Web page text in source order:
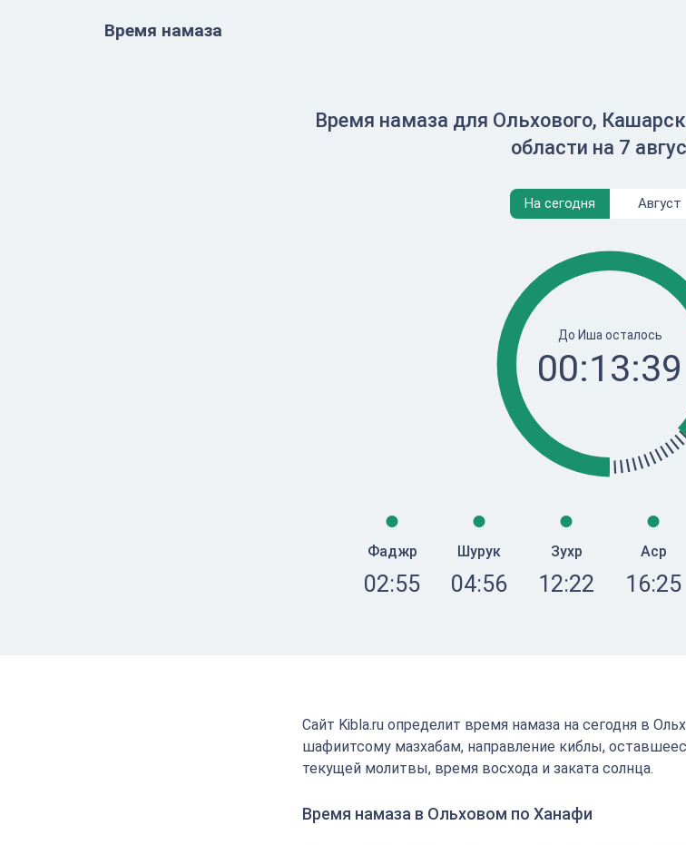
Время намаза
Время намаза для Ольхового,
области на 7
На сегодня Август
До Иша осталось
00:13:39
Фаджр
02:55
Шурук
04:56
Зухр
12:22
Аср
16:25
Сайт Kibla.ru определит время намаза на сегодня в
шафиитсому мазхабам, направление киблы,
текущей молитвы, время восхода и заката солнца.
Время намаза в Ольховом по Ханафи